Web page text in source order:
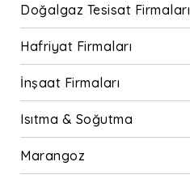
Doğalgaz Tesisat Firmaları
Hafriyat Firmaları
İnşaat Firmaları
Isıtma & Soğutma
Marangoz